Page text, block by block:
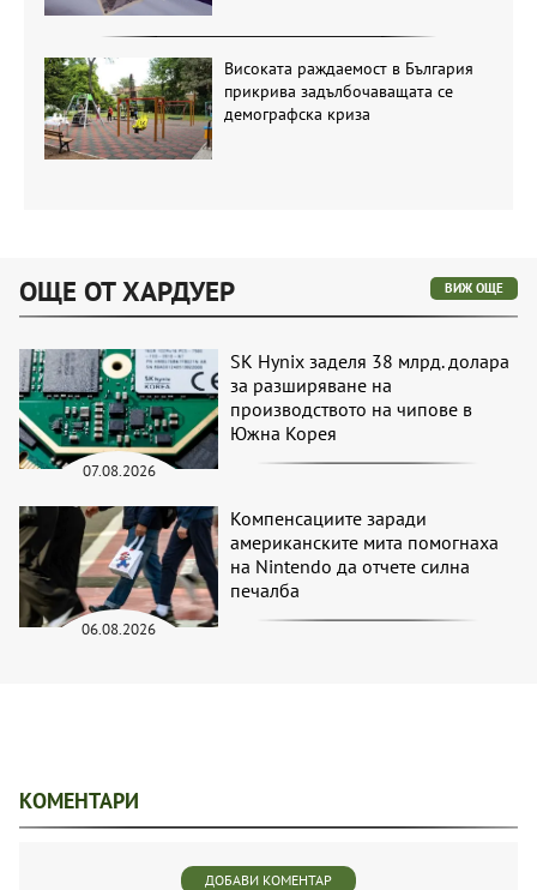
Високата раждаемост в България
прикрива задълбочаващата се
демографска криза
ОЩЕ ОТ ХАРДУЕР ВИЖ ОЩЕ
07.08.2026
SK Hynix заделя 38 млрд. долара
за разширяване на
производството на чипове в
Южна Корея
06.08.2026
Компенсациите заради
американските мита помогнаха
на Nintendo да отчете силна
печалба
КОМЕНТАРИ
ДОБАВИ КОМЕНТАР